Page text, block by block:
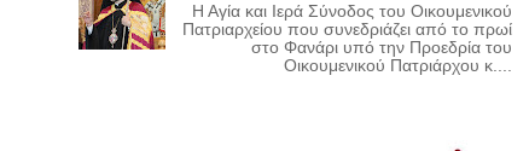
Η Αγία και Ιερά Σύνοδος του Οικουμενικού
Πατριαρχείου που συνεδριάζει από το πρωί
στο Φανάρι υπό την Προεδρία του
Οικουμενικού Πατριάρχου κ....